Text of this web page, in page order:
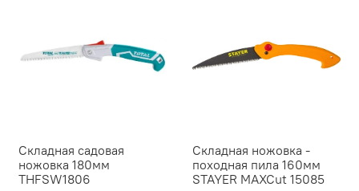
Складная садовая
ножовка 180мм
THFSW1806
Складная ножовка -
походная пила 160мм
STAYER МАХСut 15085